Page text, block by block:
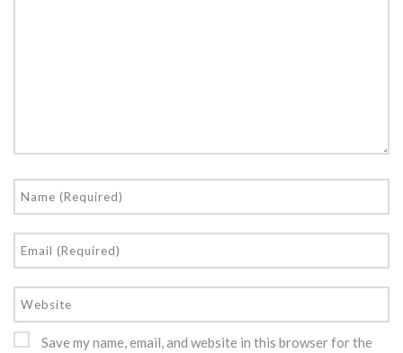
Save my name, email, and website in this browser for the